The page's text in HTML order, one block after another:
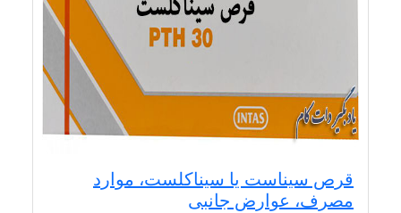
قرص سیناست یا سیناکلست، موارد
مصرف، عوارض جانبی